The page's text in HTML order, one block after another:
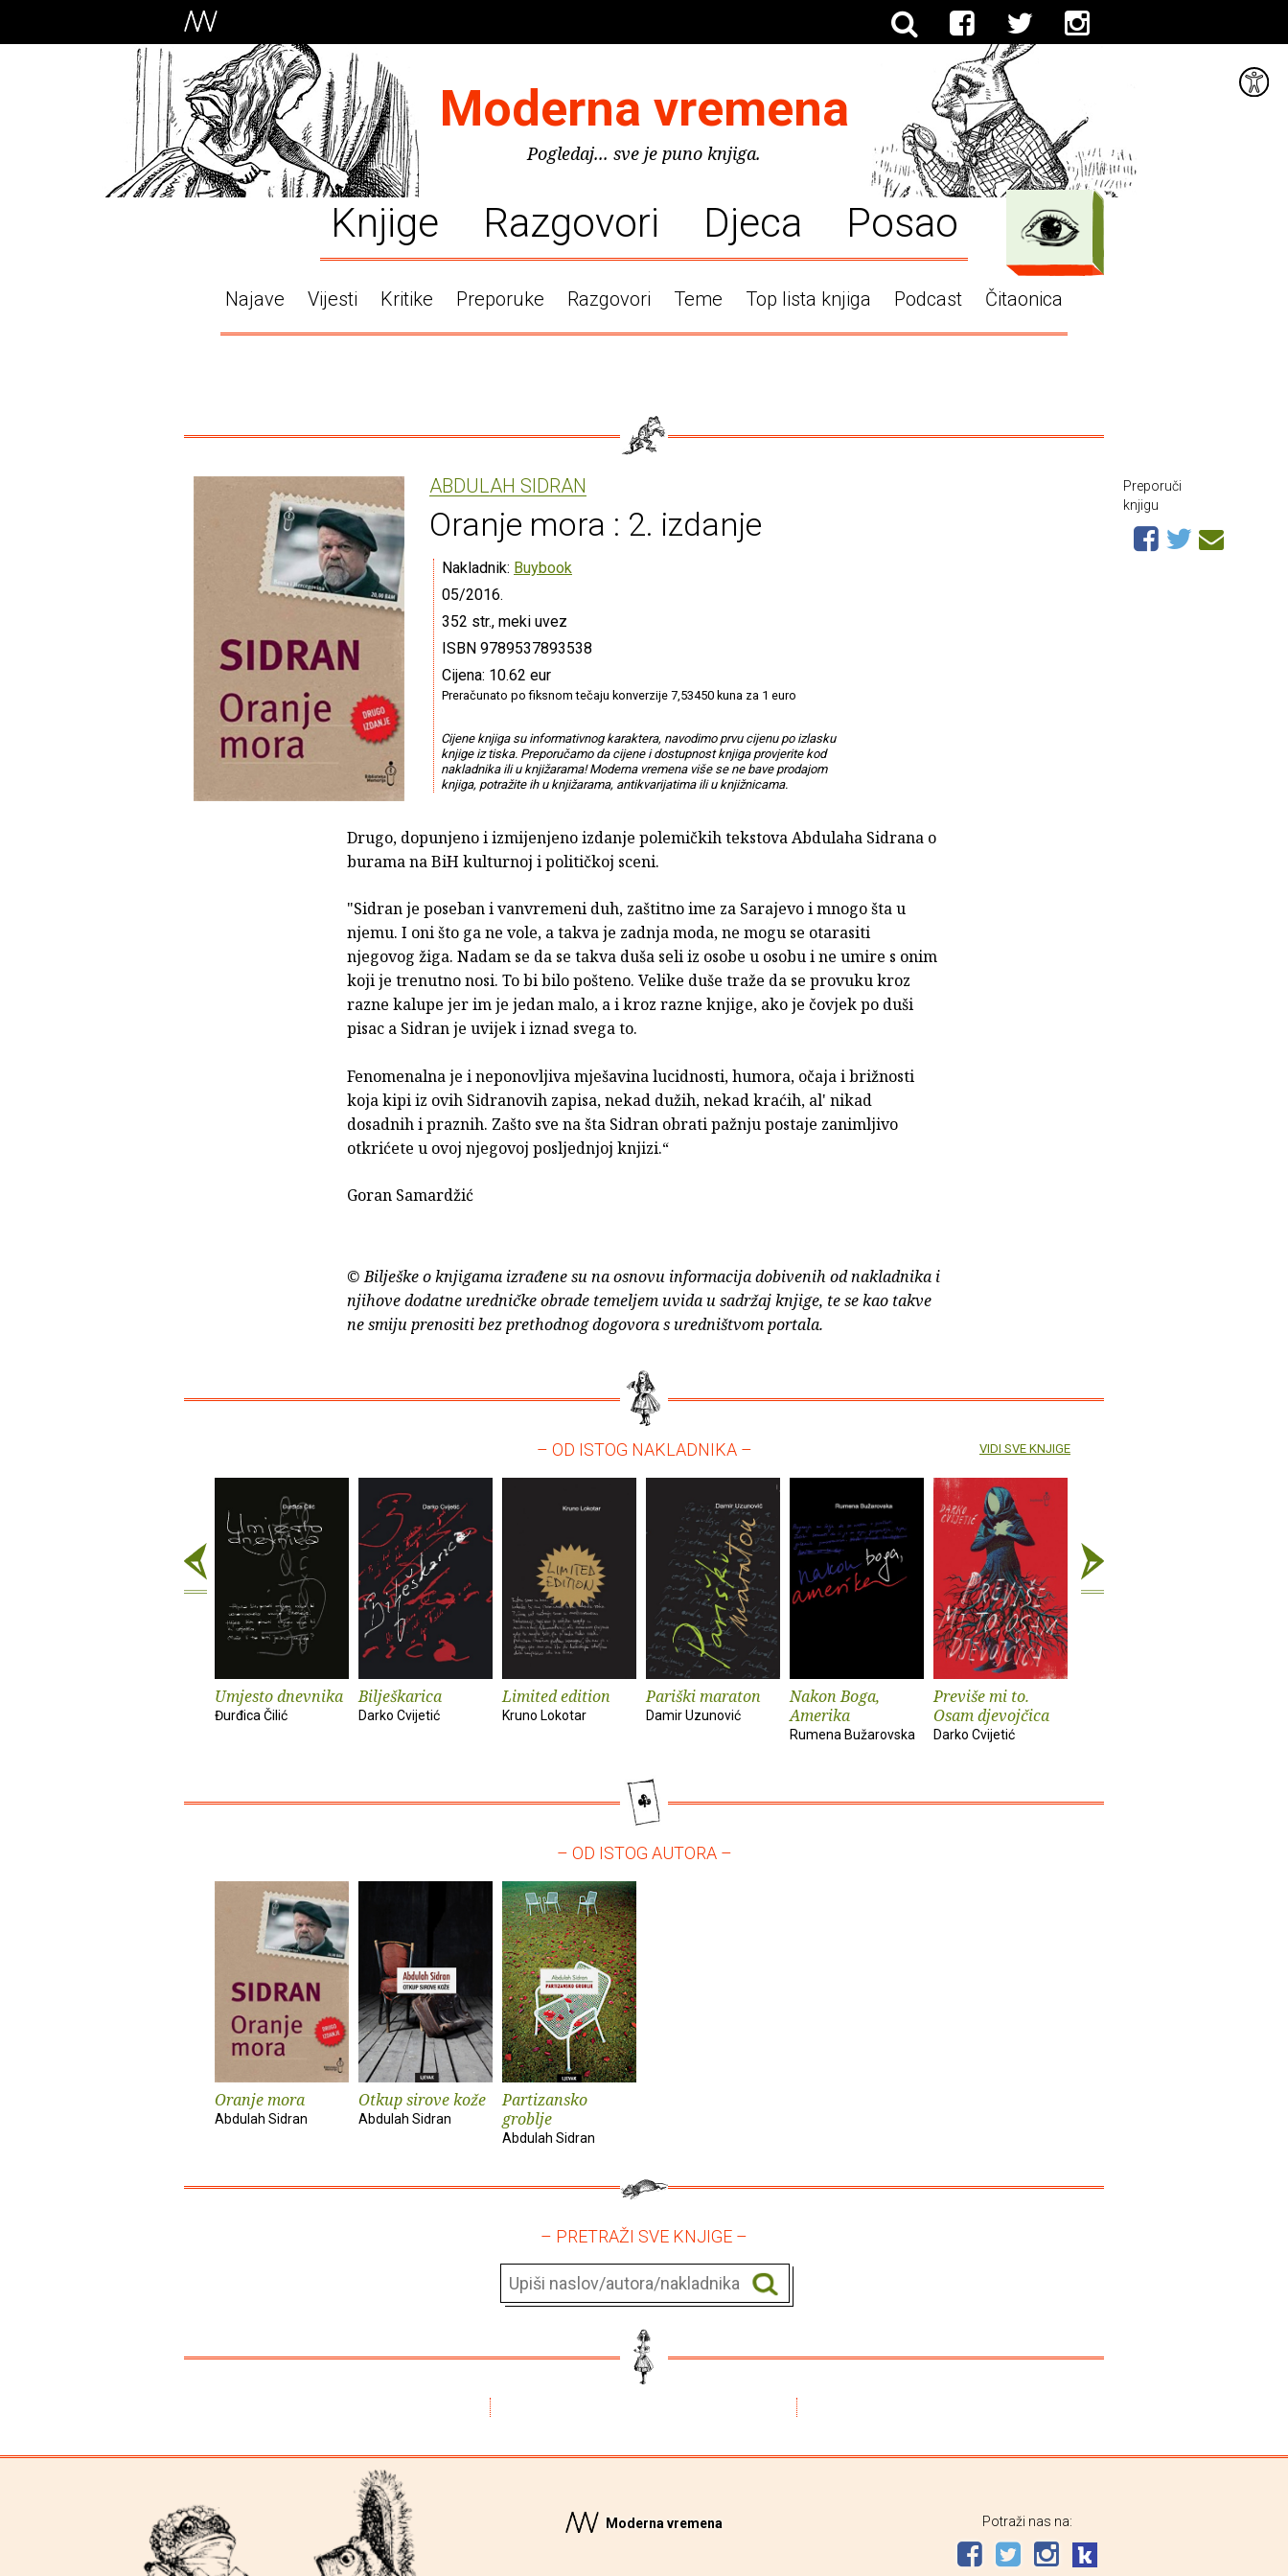
Moderna vremena
Pogledaj... sve je puno knjiga.
Knjige Razgovori Djeca Posao
Najave Vijesti Kritike Preporuke Razgovori Teme Top lista knjiga Podcast Čitaonica
ABDULAH SIDRAN
Oranje mora : 2. izdanje
Nakladnik: Buybook
05/2016.
352 str., meki uvez
ISBN 9789537893538
Cijena: 10.62 eur
Preračunato po fiksnom tečaju konverzije 7,53450 kuna za 1 euro
Cijene knjiga su informativnog karaktera, navodimo prvu cijenu po izlasku
knjige iz tiska. Preporučamo da cijene i dostupnost knjiga provjerite kod
nakladnika ili u knjižarama! Moderna vremena više se ne bave prodajom
knjiga, potražite ih u knjižarama, antikvarijatima ili u knjižnicama.
Drugo, dopunjeno i izmijenjeno izdanje polemičkih tekstova Abdulaha Sidrana o
burama na BiH kulturnoj i političkoj sceni.
"Sidran je poseban i vanvremeni duh, zaštitno ime za Sarajevo i mnogo šta u
njemu. I oni što ga ne vole, a takva je zadnja moda, ne mogu se otarasiti
njegovog žiga. Nadam se da se takva duša seli iz osobe u osobu i ne umire s onim
koji je trenutno nosi. To bi bilo pošteno. Velike duše traže da se provuku kroz
razne kalupe jer im je jedan malo, a i kroz razne knjige, ako je čovjek po duši
pisac a Sidran je uvijek i iznad svega to.
Fenomenalna je i neponovljiva mješavina lucidnosti, humora, očaja i brižnosti
koja kipi iz ovih Sidranovih zapisa, nekad dužih, nekad kraćih, al' nikad
dosadnih i praznih. Zašto sve na šta Sidran obrati pažnju postaje zanimljivo
otkrićete u ovoj njegovoj posljednjoj knjizi.“
Goran Samardžić
© Bilješke o knjigama izrađene su na osnovu informacija dobivenih od nakladnika i
njihove dodatne uredničke obrade temeljem uvida u sadržaj knjige, te se kao takve
ne smiju prenositi bez prethodnog dogovora s uredništvom portala.
Preporuči
knjigu
– OD ISTOG NAKLADNIKA –
Umjesto dnevnika
Đurđica Čilić
Bilješkarica
Darko Cvijetić
Limited edition
Kruno Lokotar
Pariški maraton
Damir Uzunović
Nakon Boga,
Amerika
Rumena Bužarovska
Previše mi to.
Osam djevojčica
Darko Cvijetić
VIDI SVE KNJIGE
– OD ISTOG AUTORA –
Oranje mora
Abdulah Sidran
Otkup sirove kože
Abdulah Sidran
Partizansko
groblje
Abdulah Sidran
– PRETRAŽI SVE KNJIGE –
Moderna vremena Potraži nas na: